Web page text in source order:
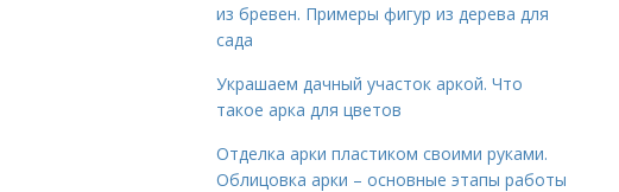
из бревен. Примеры фигур из дерева для
сада
Украшаем дачный участок аркой. Что
такое арка для цветов
Отделка арки пластиком своими руками.
Облицовка арки – основные этапы работы